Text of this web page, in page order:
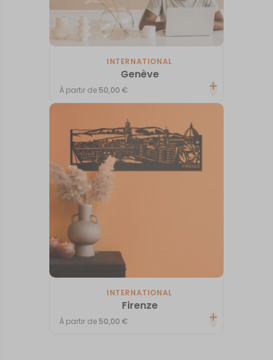
INTERNATIONAL
Genève
À partir de 50,00€
INTERNATIONAL
Firenze
À partir de 50,00€